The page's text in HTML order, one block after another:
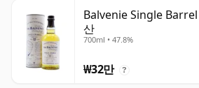
Balvenie Single
산
700ml • 47.8%
₩32만 ?